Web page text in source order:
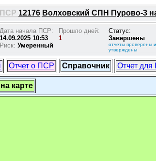
ПСР 12176 Волховский СПН Пурово-3
Дата начала ПСР:
14.09.2025 10:53
Риск: Умеренный
Прошло дней:
1
Статус:
Завершены
отчеты проверены и
утверждены
Отчет о ПСР Справочник Отчет для
карте